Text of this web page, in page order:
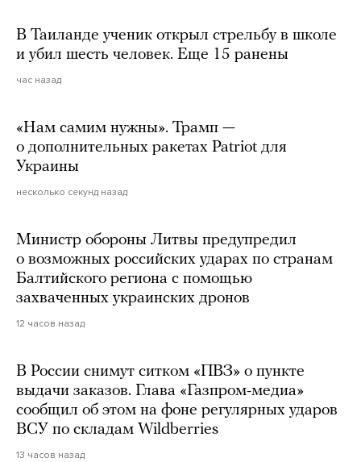
В Таиланде ученик открыл стрельбу в школе
и убил шесть человек. Еще 15 ранены
час назад
«Нам самим нужны». Трамп —
о дополнительных ракетах Patriot для
Украины
несколько секунд назад
Министр обороны Литвы предупредил
о возможных российских ударах по странам
Балтийского региона с помощью
захваченных украинских дронов
12 часов назад
В России снимут ситком «ПВЗ» о пункте
выдачи заказов. Глава «Газпром-медиа»
сообщил об этом на фоне регулярных ударов
ВСУ по складам Wildberries
13 часов назад